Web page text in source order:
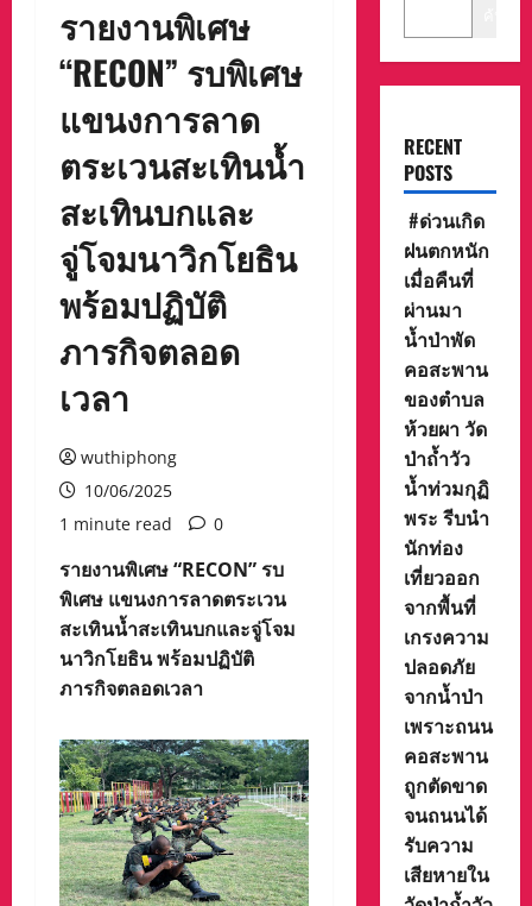
รายงานพิเศษ
“RECON” รบพิเศษ
แขนงการลาด
ตระเวนสะเทินน้ำ
สะเทินบกและ
จู่โจมนาวิกโยธิน
พร้อมปฏิบัติ
ภารกิจตลอด
เวลา
wuthiphong
10/06/2025
1 minute read
0
รายงานพิเศษ “RECON” รบ
พิเศษ แขนงการลาดตระเวน
สะเทินน้ำสะเทินบกและจู่โจม
นาวิกโยธิน พร้อมปฏิบัติ
ภารกิจตลอดเวลา
RECENT
POSTS
#ด่วนเกิด
ฝนตกหนัก
เมื่อคืนที่
ผ่านมา
น้ำป่าพัด
คอสะพาน
ของตำบล
ห้วยผา วัด
ป่าถ้ำวัว
น้ำท่วมกุฏิ
พระ รีบนำ
นักท่อง
เที่ยวออก
จากพื้นที่
เกรงความ
ปลอดภัย
จากน้ำป่า
เพราะถนน
คอสะพาน
ถูกตัดขาด
จนถนนได้
รับความ
เสียหายใน